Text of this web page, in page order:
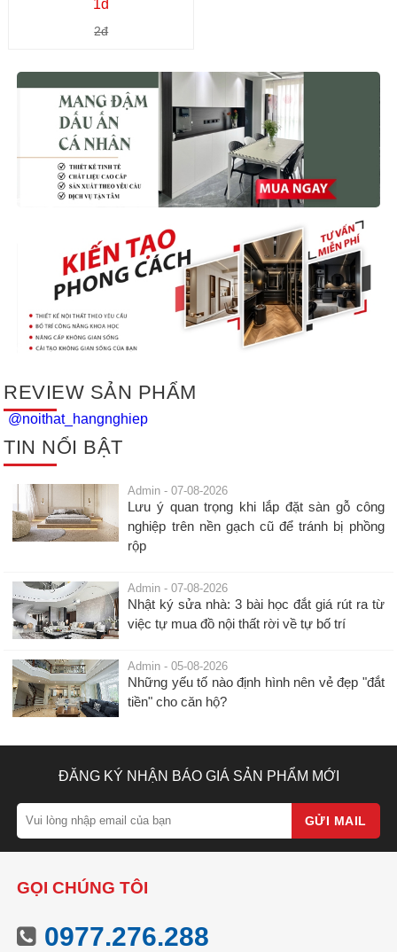
1đ
2đ
REVIEW SẢN PHẨM
@noithat_hangnghiep
TIN NỔI BẬT
Admin - 07-08-2026
Lưu ý quan trọng khi lắp đặt sàn gỗ công
nghiệp trên nền gạch cũ để tránh bị phồng
rộp
Admin - 07-08-2026
Nhật ký sửa nhà: 3 bài học đắt giá rút ra từ
việc tự mua đồ nội thất rời về tự bố trí
Admin - 05-08-2026
Những yếu tố nào định hình nên vẻ đẹp "đắt
tiền" cho căn hộ?
ĐĂNG KÝ NHẬN BÁO GIÁ SẢN PHẨM MỚI
GỬI MAIL
GỌI CHÚNG TÔI
0977.276.288